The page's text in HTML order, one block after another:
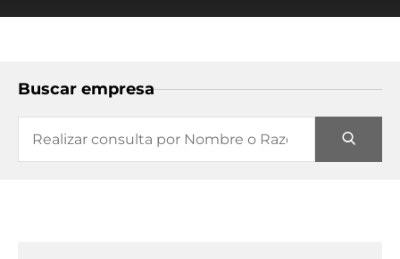
Buscar empresa